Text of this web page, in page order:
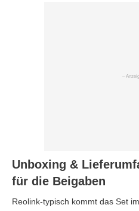
Unboxing &
für die Beigaben
Reolink-typisch kommt das Set